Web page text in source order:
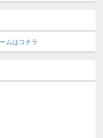
ムはコチラ